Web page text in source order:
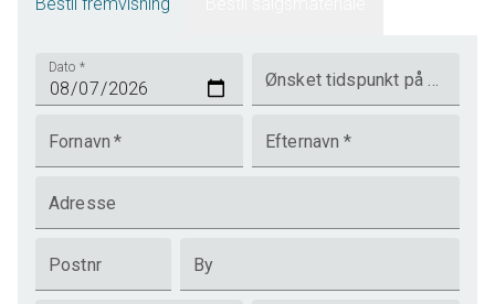
Dato *
Ønsket tidspunkt på dagen
Fornavn * Efternavn *
Adresse
Postnr By